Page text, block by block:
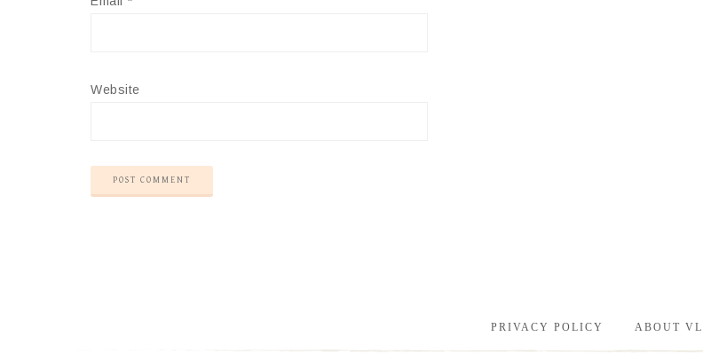
Website
PRIVACY POLICY ABOUT VL